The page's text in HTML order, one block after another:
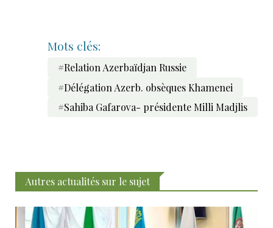
Mots clés:
#Relation Azerbaïdjan Russie
#Délégation Azerb. obsèques Khamenei
#Sahiba Gafarova- présidente Milli Madjlis
Autres actualités sur le sujet